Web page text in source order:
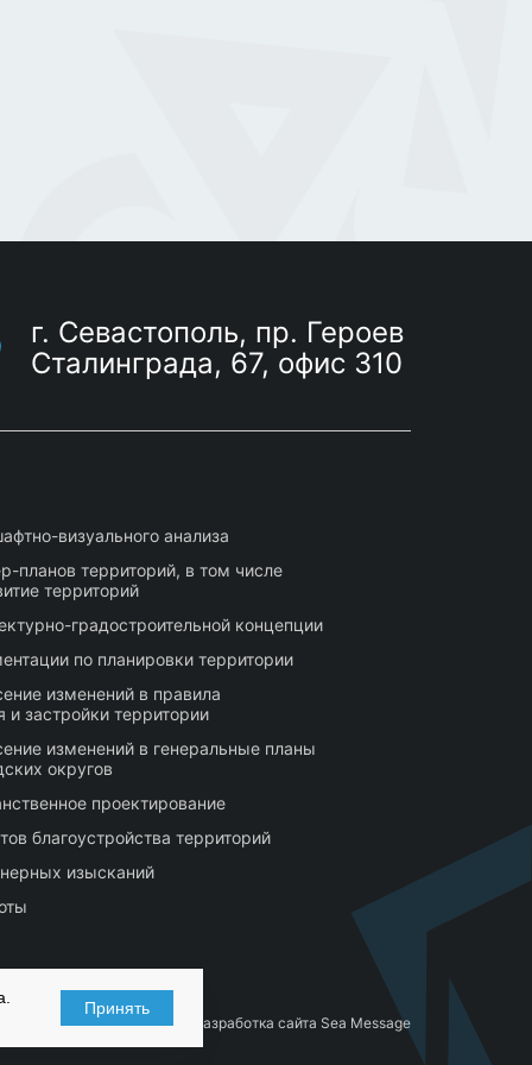
г. Севастополь, пр. Героев
Сталинграда, 67, офис 310
визуального анализа
планов территорий, в том числе
территорий
градостроительной концепции
по планировки территории
изменений в правила
и застройки территории
изменений в генеральные планы
округов
проектирование
благоустройства территорий
изысканий
Разработка сайта Sea Message
Принять